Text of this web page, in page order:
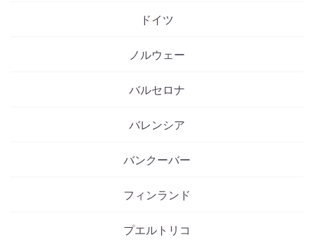
ドイツ
ノルウェー
バルセロナ
バレンシア
バンクーバー
フィンランド
プエルトリコ